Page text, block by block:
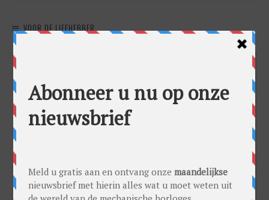
VOOR DE LIEFHEBBER